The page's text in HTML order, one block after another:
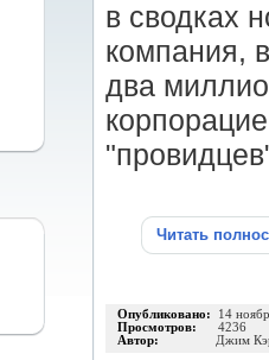
в сводках
компания,
два
Читать
Опубликовано: 14
Просмотров: 4236
Автор: Джим